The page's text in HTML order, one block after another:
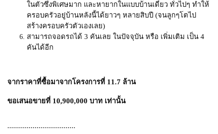
ในตัวซึ่งพิเศษมาก และหายากในแบบบ้านเดี่ยว ทั่วไปๆ ทำให้
ครอบครัวอยู่บ้านหลังนี้ได้ยาวๆ หลายสิบปี (จนลูกๆโตไป
สร้างครอบครัวตัวเองเลย)
สามารถจอดรถได้ 3 คันเลย ในปัจจุบัน หรือ เพิ่มเติม เป็น 4
คันได้อีก
จากราคาที่ซื้อมาจากโครงการที่ 11.7 ล้าน
ขอเสนอขายที่ 10,900,000 บาท เท่านั้น
...................................